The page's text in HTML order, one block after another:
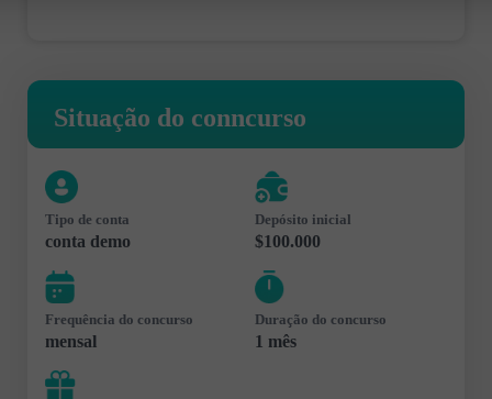
Situação do conncurso
Tipo de conta
conta demo
Depósito inicial
$100.000
Frequência do concurso
mensal
Duração do concurso
1 mês